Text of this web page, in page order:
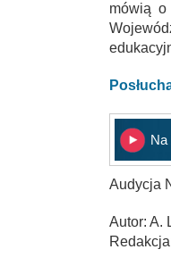
mówią o
Na
Audycja
Autor: A.